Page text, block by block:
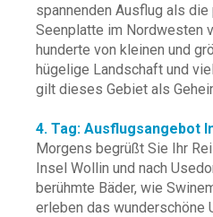
spannenden Ausflug als
Seenplatte im Nordwesten
hunderte von kleinen und
hügelige Landschaft und
gilt dieses Gebiet als
4. Tag: Ausflugsangebot
Morgens begrüßt Sie Ihr
Insel Wollin und nach
berühmte Bäder, wie
erleben das wunderschöne